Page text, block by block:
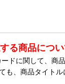
る商品につい
ドに関して、商
も、商品タイト